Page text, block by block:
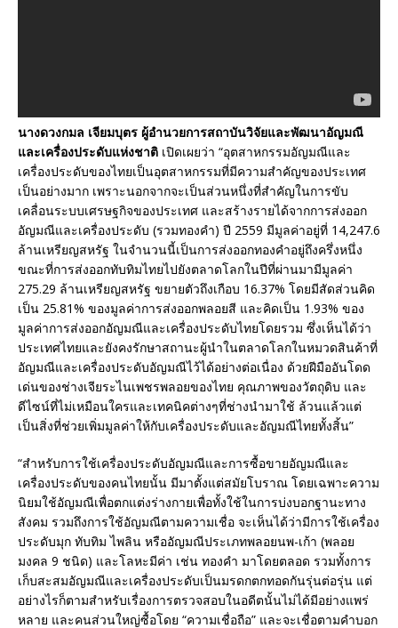
นางดวงกมล เจียมบุตร ผู้อำนวยการสถาบันวิจัยและพัฒนาอัญมณี
และเครื่องประดับแห่งชาติ เปิดเผยว่า “อุตสาหกรรมอัญมณีและ
เครื่องประดับของไทยเป็นอุตสาหกรรมที่มีความสำคัญของประเทศ
เป็นอย่างมาก เพราะนอกจากจะเป็นส่วนหนึ่งที่สำคัญในการขับ
เคลื่อนระบบเศรษฐกิจของประเทศ และสร้างรายได้จากการส่งออก
อัญมณีและเครื่องประดับ (รวมทองคำ) ปี 2559 มีมูลค่าอยู่ที่ 14,247.6
ล้านเหรียญสหรัฐ ในจำนวนนี้เป็นการส่งออกทองคำอยู่ถึงครึ่งหนึ่ง
ขณะที่การส่งออกทับทิมไทยไปยังตลาดโลกในปีที่ผ่านมามีมูลค่า
275.29 ล้านเหรียญสหรัฐ ขยายตัวถึงเกือบ 16.37% โดยมีสัดส่วนคิด
เป็น 25.81% ของมูลค่าการส่งออกพลอยสี และคิดเป็น 1.93% ของ
มูลค่าการส่งออกอัญมณีและเครื่องประดับไทยโดยรวม ซึ่งเห็นได้ว่า
ประเทศไทยและยังคงรักษาสถานะผู้นำในตลาดโลกในหมวดสินค้าที่
อัญมณีและเครื่องประดับอัญมณีไว้ได้อย่างต่อเนื่อง ด้วยฝีมืออันโดด
เด่นของช่างเจียระไนเพชรพลอยของไทย คุณภาพของวัตถุดิบ และ
ดีไซน์ที่ไม่เหมือนใครและเทคนิคต่างๆที่ช่างนำมาใช้ ล้วนแล้วแต่
เป็นสิ่งที่ช่วยเพิ่มมูลค่าให้กับเครื่องประดับและอัญมณีไทยทั้งสิ้น”
“สำหรับการใช้เครื่องประดับอัญมณีและการซื้อขายอัญมณีและ
เครื่องประดับของคนไทยนั้น มีมาตั้งแต่สมัยโบราณ โดยเฉพาะความ
นิยมใช้อัญมณีเพื่อตกแต่งร่างกายเพื่อทั้งใช้ในการบ่งบอกฐานะทาง
สังคม รวมถึงการใช้อัญมณีตามความเชื่อ จะเห็นได้ว่ามีการใช้เครื่อง
ประดับมุก ทับทิม ไพลิน หรืออัญมณีประเภทพลอยนพ-เก้า (พลอย
มงคล 9 ชนิด) และโลหะมีค่า เช่น ทองคำ มาโดยตลอด รวมทั้งการ
เก็บสะสมอัญมณีและเครื่องประดับเป็นมรดกตกทอดกันรุ่นต่อรุ่น แต่
อย่างไรก็ตามสำหรับเรื่องการตรวจสอบในอดีตนั้นไม่ได้มีอย่างแพร่
หลาย และคนส่วนใหญ่ซื้อโดย “ความเชื่อถือ” และจะเชื่อตามคำบอก